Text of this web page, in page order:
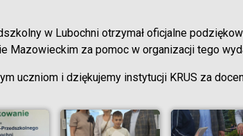
w Lubochni otrzymał oficjalne
Mazowieckim za pomoc w organizacji tego
uczniom i dziękujemy instytucji KRUS za